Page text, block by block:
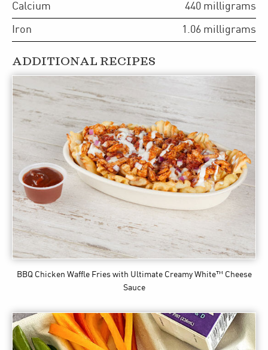
Calcium 440 milligrams
Iron 1.06 milligrams
ADDITIONAL RECIPES
BBQ Chicken Waffle Fries with Ultimate Creamy White™ Cheese
Sauce